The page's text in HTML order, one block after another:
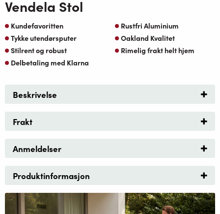
Vendela Stol
Kundefavoritten
Rustfri Aluminium
Tykke utendørsputer
Oakland Kvalitet
Stilrent og robust
Rimelig frakt helt hjem
Delbetaling med Klarna
Beskrivelse
Frakt
Anmeldelser
Produktinformasjon